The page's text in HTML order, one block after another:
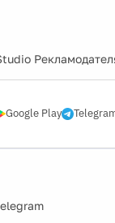
Google Play